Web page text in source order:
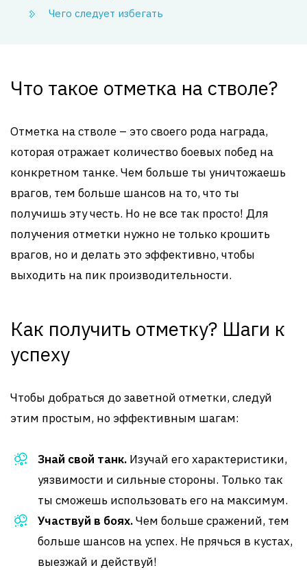
Чего следует избегать
Что такое отметка на стволе?
Отметка на стволе – это своего рода награда,
которая отражает количество боевых побед на
конкретном танке. Чем больше ты уничтожаешь
врагов, тем больше шансов на то, что ты
получишь эту честь. Но не все так просто! Для
получения отметки нужно не только крошить
врагов, но и делать это эффективно, чтобы
выходить на пик производительности.
Как получить отметку? Шаги к
успеху
Чтобы добраться до заветной отметки, следуй
этим простым, но эффективным шагам:
Знай свой танк. Изучай его характеристики,
уязвимости и сильные стороны. Только так
ты сможешь использовать его на максимум.
Участвуй в боях.Чем больше сражений, тем
больше шансов на успех. Не прячься в кустах,
выезжай и действуй!